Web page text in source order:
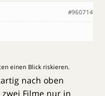
#960714
einen Blick riskieren.
nach oben
zwei Filme nur in